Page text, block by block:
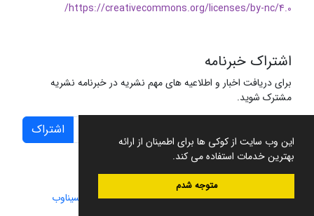
این وب سایت از کوکی ها برای اطمینان از ارائه
بهترین خدمات استفاده می کند.
متوجه شدم
https://creativecommons.org/licenses/by-nc/4.0/
اشتراک خبرنامه
برای دریافت اخبار و اطلاعیه های مهم نشریه در خبرنامه نشریه
مشترک شوید.
اشتراک
سامانه مدیریت نشریات علمی.طراحی و پیاده سازی از سیناوب